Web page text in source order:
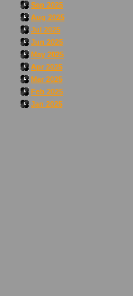
Sep 2025
Aug 2025
Jul 2025
Jun 2025
May 2025
Apr 2025
Mar 2025
Feb 2025
Jan 2025